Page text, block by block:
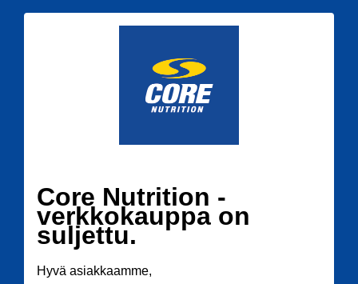
Core Nutrition -
verkkokauppa on
suljettu.
Hyvä asiakkaamme,